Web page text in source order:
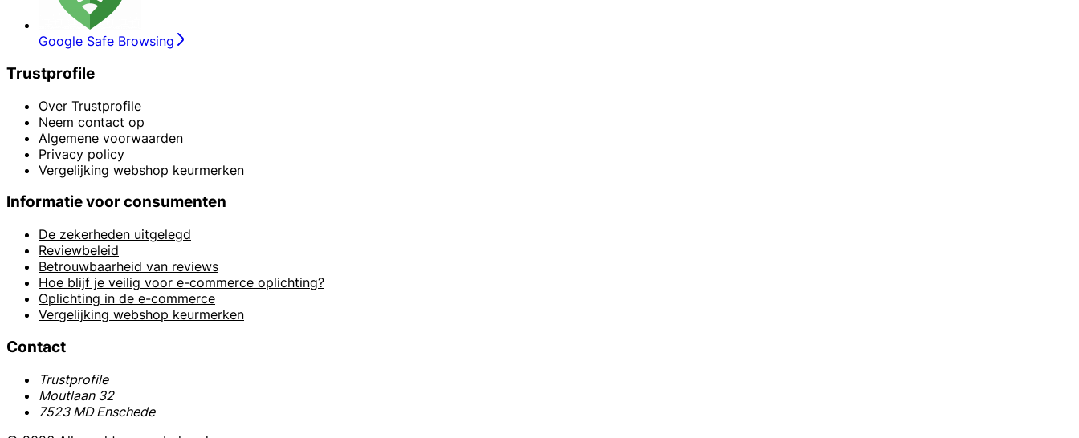
Google Safe Browsing
Trustprofile
Over Trustprofile
Neem contact op
Algemene voorwaarden
Privacy policy
Vergelijking webshop keurmerken
Informatie voor consumenten
De zekerheden uitgelegd
Reviewbeleid
Betrouwbaarheid van reviews
Hoe blijf je veilig voor e-commerce oplichting?
Oplichting in de e-commerce
Vergelijking webshop keurmerken
Contact
Trustprofile
Moutlaan 32
7523 MD Enschede